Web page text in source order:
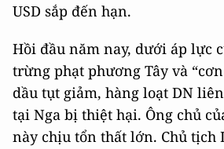
USD sắp đến hạn.
Hồi đầu năm nay, dưới áp lực
trừng phạt phương Tây và
dầu tụt giảm, hàng loạt DN
tại Nga bị thiệt hại. Ông chủ
này chịu tổn thất lớn. Chủ tịch